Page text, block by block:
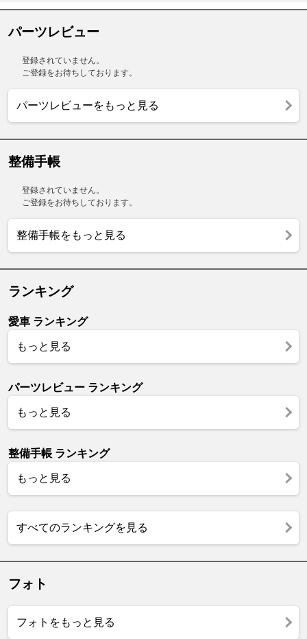
パーツレビュー
登録されていません。
ご登録をお待ちしております。
パーツレビューをもっと見る
整備手帳
登録されていません。
ご登録をお待ちしております。
整備手帳をもっと見る
ランキング
愛車 ランキング
もっと見る
パーツレビュー ランキング
もっと見る
整備手帳 ランキング
もっと見る
すべてのランキングを見る
フォト
フォトをもっと見る